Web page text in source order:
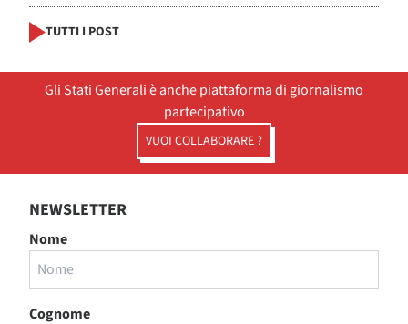
TUTTI I POST
Gli Stati Generali è anche piattaforma di giornalismo
partecipativo
VUOI COLLABORARE ?
NEWSLETTER
Nome
Cognome